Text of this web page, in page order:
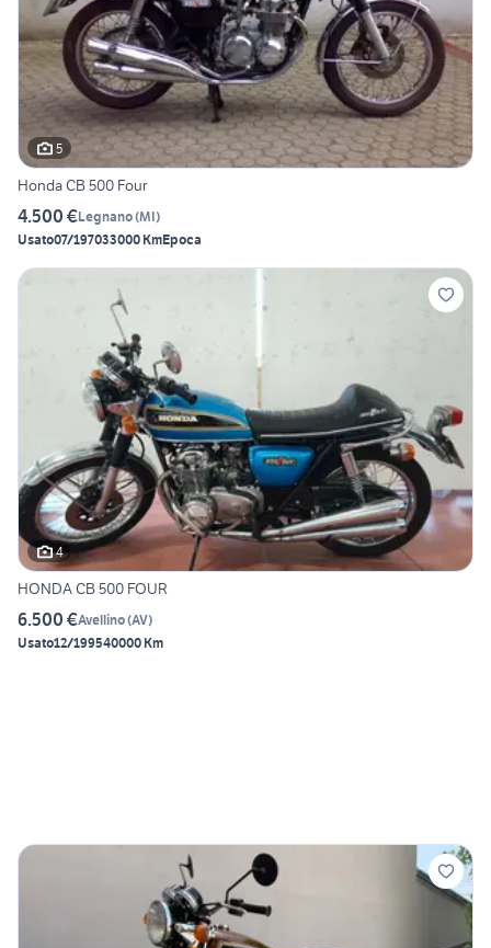
5
Honda CB 500 Four
4.500 €Legnano(MI)
Usato07/197033000 KmEpoca
4
HONDA CB 500 FOUR
6.500 €Avellino(AV)
Usato12/199540000 Km